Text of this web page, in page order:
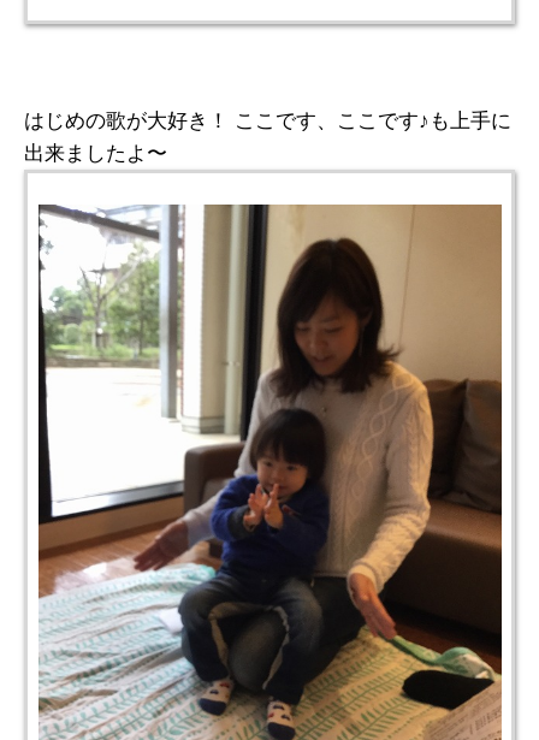
はじめの歌が大好き！ ここです、ここです♪も上手に
出来ましたよ〜